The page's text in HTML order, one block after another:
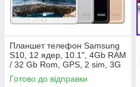
Планшет телефон Samsung
S10, 12 ядер, 10.1", 4Gb RAM
/ 32 Gb Rom, GPS, 2 sim, 3G
Готово до відправки